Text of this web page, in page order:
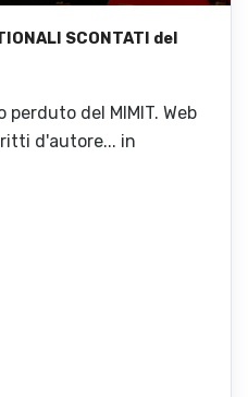
SCONTATI del
del MIMIT. Web
d'autore... in